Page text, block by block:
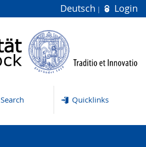
Deutsch Login
Search Quicklinks